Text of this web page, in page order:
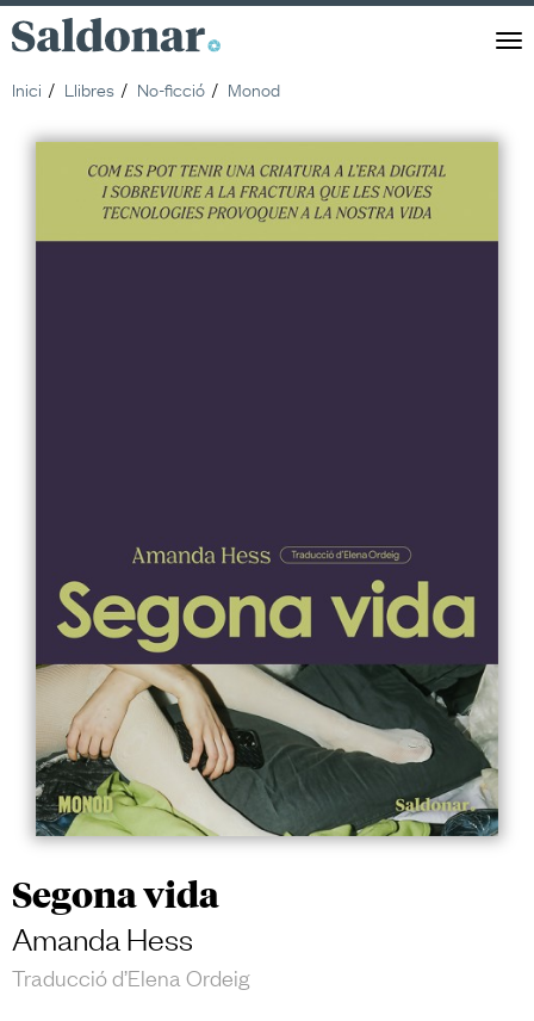
Saldonar
Inici
Llibres No-ficció Monod
Segona vida
Amanda Hess
Traducció d’Elena Ordeig